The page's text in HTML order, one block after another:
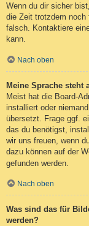
Wenn du dir sicher
die Zeit trotzdem
falsch. Kontaktiere
kann.
Nach oben
Meine Sprache steht
Meist hat die Board-
installiert oder
übersetzt. Frage ggf.
das du benötigst,
wir uns freuen, wenn
dazu können auf der
gefunden werden.
Nach oben
Was sind das für
werden?